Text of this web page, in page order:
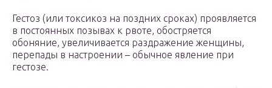
Гестоз (или токсикоз на поздних сроках) проявляется
в постоянных позывах к рвоте, обостряется
обоняние, увеличивается раздражение женщины,
перепады в настроении – обычное явление при
гестозе.